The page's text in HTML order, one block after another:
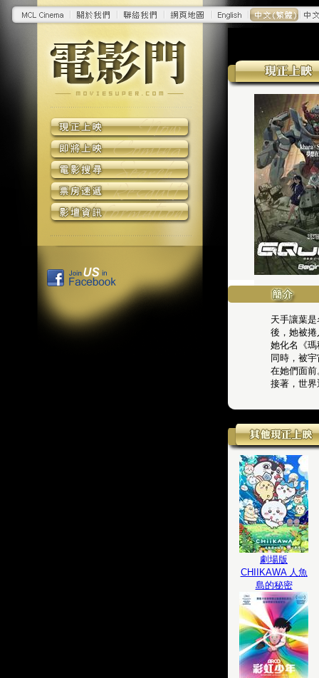
天手讓葉
後，她被
她化名《
同時，被
在她們面前
接著，世
劇場版
CHIIKAWA 人魚
島的秘密